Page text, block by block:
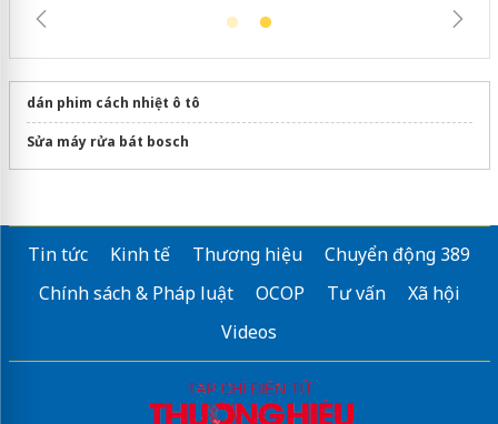
dán phim cách nhiệt ô tô
Sửa máy rửa bát bosch
Tin tức Kinh tế Thương hiệu
Chuyển động 389
Chính sách & Pháp luật
OCOP Tư vấn
Xã hội
Videos